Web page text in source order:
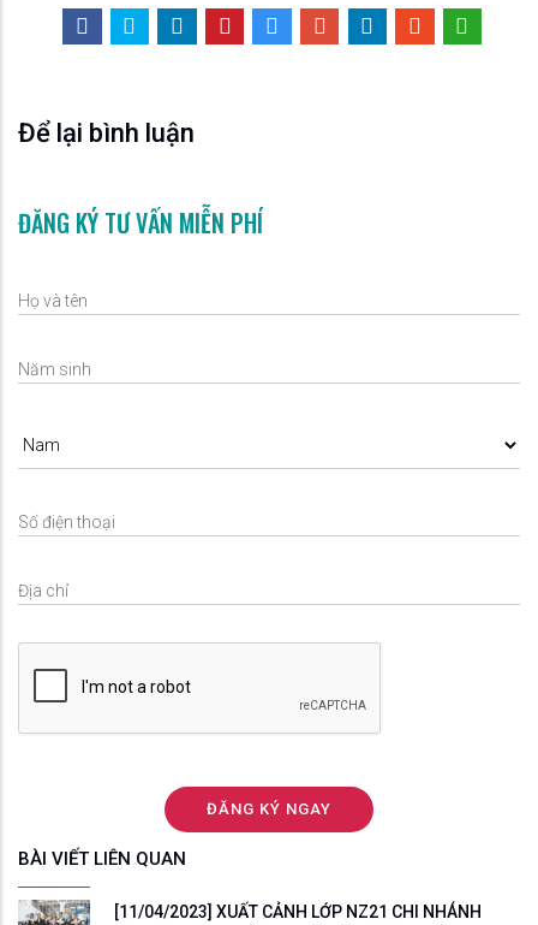
Để lại bình luận
ĐĂNG KÝ TƯ VẤN MIỄN PHÍ
BÀI VIẾT LIÊN QUAN
[11/04/2023] XUẤT CẢNH LỚP NZ21 CHI NHÁNH